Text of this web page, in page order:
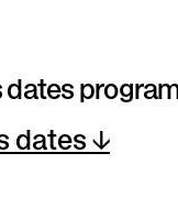
dates
dates